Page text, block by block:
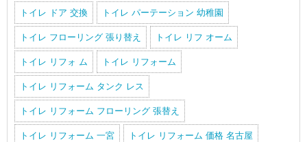
トイレ ドア 交換 トイレ パーテーション 幼稚園
トイレ フローリング 張り替え トイレ リフ オーム
トイレ リフォ ム トイレ リフォーム
トイレ リフォーム タンク レス
トイレ リフォーム フローリング 張替え
トイレ リフォーム 一宮 トイレ リフォーム 価格 名古屋